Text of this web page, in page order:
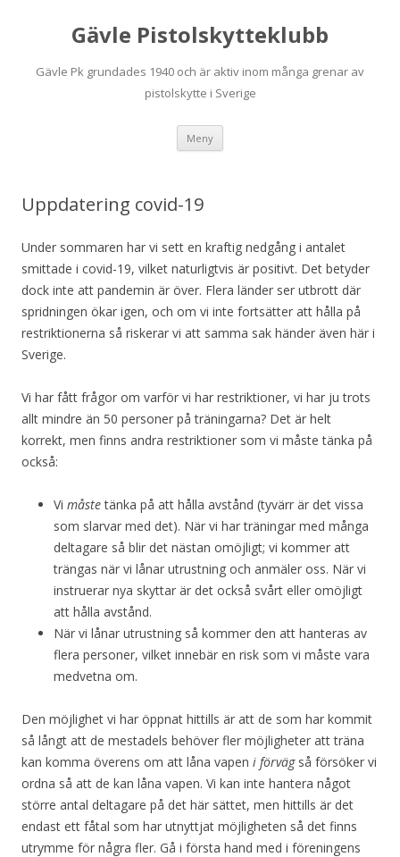
Gävle Pistolskytteklubb
Gävle Pk grundades 1940 och är aktiv inom många grenar av
pistolskytte i Sverige
Meny
Uppdatering covid-19
Under sommaren har vi sett en kraftig nedgång i antalet
smittade i covid-19, vilket naturligtvis är positivt. Det betyder
dock inte att pandemin är över. Flera länder ser utbrott där
spridningen ökar igen, och om vi inte fortsätter att hålla på
restriktionerna så riskerar vi att samma sak händer även här i
Sverige.
Vi har fått frågor om varför vi har restriktioner, vi har ju trots
allt mindre än 50 personer på träningarna? Det är helt
korrekt, men finns andra restriktioner som vi måste tänka på
också:
Vi måstetänka på att hålla avstånd (tyvärr är det vissa
som slarvar med det). När vi har träningar med många
deltagare så blir det nästan omöjligt; vi kommer att
trängas när vi lånar utrustning och anmäler oss. När vi
instruerar nya skyttar är det också svårt eller omöjligt
att hålla avstånd.
När vi lånar utrustning så kommer den att hanteras av
flera personer, vilket innebär en risk som vi måste vara
medvetna om.
Den möjlighet vi har öppnat hittills är att de som har kommit
så långt att de mestadels behöver fler möjligheter att träna
kan komma överens om att låna vapen i förvägså försöker vi
ordna så att de kan låna vapen. Vi kan inte hantera något
större antal deltagare på det här sättet, men hittills är det
endast ett fåtal som har utnyttjat möjligheten så det finns
utrymme för några fler. Gå i första hand med i föreningens